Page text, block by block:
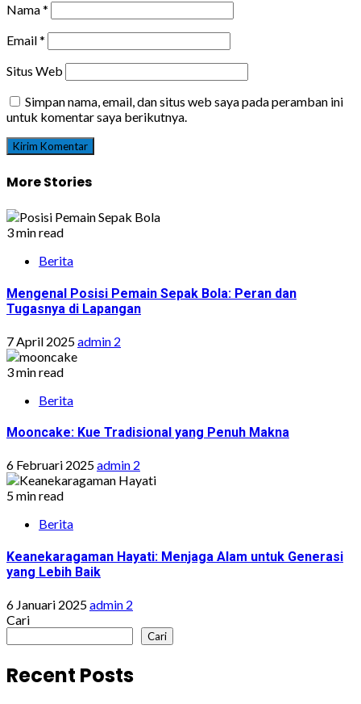
Nama*
Email*
Situs Web
Simpan nama, email, dan situs web saya pada peramban ini
untuk komentar saya berikutnya.
More Stories
3 min read
Berita
Mengenal Posisi Pemain Sepak Bola: Peran dan
Tugasnya di Lapangan
7 April 2025admin 2
3 min read
Berita
Mooncake: Kue Tradisional yang Penuh Makna
6 Februari 2025admin 2
5 min read
Berita
Keanekaragaman Hayati: Menjaga Alam untuk Generasi
yang Lebih Baik
6 Januari 2025admin 2
Cari
Cari
Recent Posts